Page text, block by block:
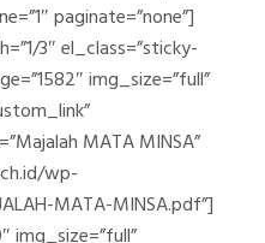
paginate=”none”]
3″ el_class=”sticky-
img_size=”full”
MATA MINSA”
wp-
MATA-MINSA.pdf”]